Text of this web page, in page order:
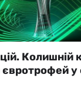
Колишній
у